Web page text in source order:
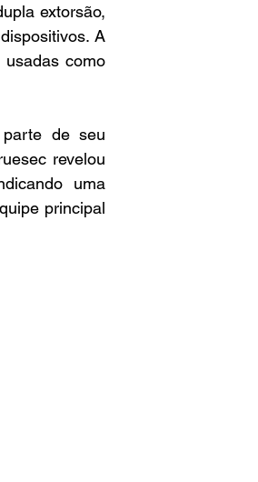
extorsão,
A
como
de seu
revelou
uma
principal